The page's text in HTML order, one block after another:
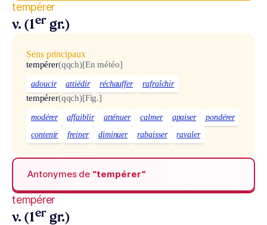
tempérer
v. (1er gr.)
Sens principaux
tempérer(qqch)[En météo]
adoucir attiédir réchauffer rafraîchir
tempérer(qqch)[Fig.]
modérer affaiblir atténuer calmer apaiser
pondérer
contenir
freiner diminuer rabaisser ravaler
Antonymes de “tempérer“
tempérer
v. (1er gr.)